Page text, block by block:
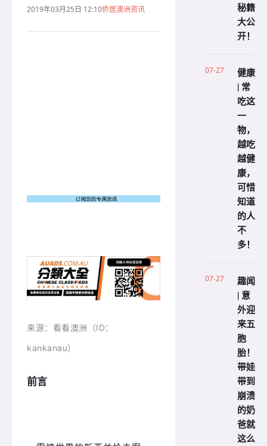
2019年03月25日 12:10侨居澳洲资讯
来源：看看澳洲（ID：
kankanau）
前言
秘籍
大公
开！
07-27
健康
| 常
吃这
一
物，
越吃
越健
康，
可惜
知道
的人
不
多！
07-27
趣闻
| 意
外迎
来五
胞
胎！
带娃
带到
崩溃
的奶
爸就
这么